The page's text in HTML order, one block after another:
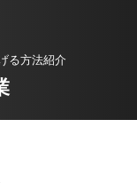
る方法紹介